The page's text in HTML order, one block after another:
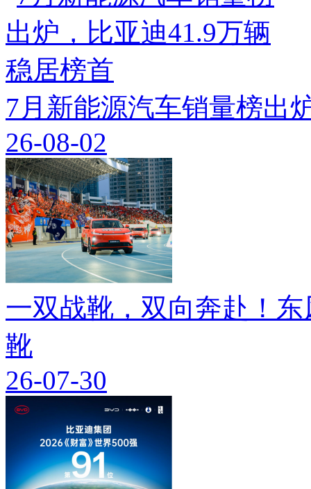
7月新能源汽车销量榜出
26-08-02
一双战靴，双向奔赴！
靴
26-07-30